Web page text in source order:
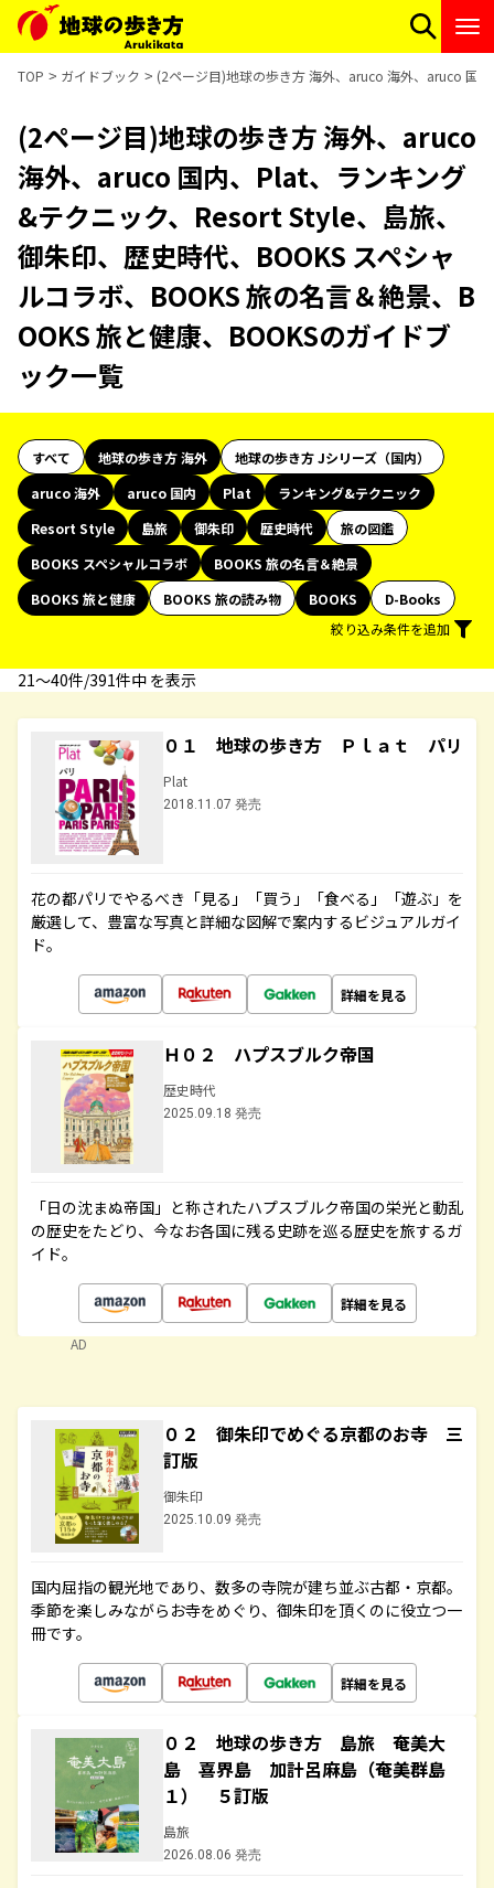
TOP ガイドブック (2ページ目)地球の歩き方 海外、aruco 海外、aruco 国
(2ページ目)地球の歩き方 海外、aruco
海外、aruco 国内、Plat、ランキング
&テクニック、Resort Style、島旅、
御朱印、歴史時代、BOOKS スペシャ
ルコラボ、BOOKS 旅の名言＆絶景、B
OOKS 旅と健康、BOOKSのガイドブ
ック一覧
すべて 地球の歩き方 海外
地球の歩き方 Jシリーズ（国内）
aruco 海外
aruco 国内 Plat
ランキング&テクニック
Resort Style
島旅 御朱印 歴史時代
旅の図鑑
BOOKS スペシャルコラボ
BOOKS 旅の名言＆絶景
BOOKS 旅と健康
BOOKS 旅の読み物 BOOKS
D-Books
絞り込み条件を追加
21〜40件/391件中 を表示
０１ 地球の歩き方 Ｐｌａｔ パリ
Plat
2018.11.07 発売
花の都パリでやるべき「見る」「買う」「食べる」「遊ぶ」を
厳選して、豊富な写真と詳細な図解で案内するビジュアルガイ
ド。
詳細を見る
Ｈ０２ ハプスブルク帝国
歴史時代
2025.09.18 発売
「日の沈まぬ帝国」と称されたハプスブルク帝国の栄光と動乱
の歴史をたどり、今なお各国に残る史跡を巡る歴史を旅するガ
イド。
詳細を見る
AD
０２ 御朱印でめぐる京都のお寺 三
訂版
御朱印
2025.10.09 発売
国内屈指の観光地であり、数多の寺院が建ち並ぶ古都・京都。
季節を楽しみながらお寺をめぐり、御朱印を頂くのに役立つ一
冊です。
詳細を見る
０２ 地球の歩き方 島旅 奄美大
島 喜界島 加計呂麻島（奄美群島
１） ５訂版
島旅
2026.08.06 発売